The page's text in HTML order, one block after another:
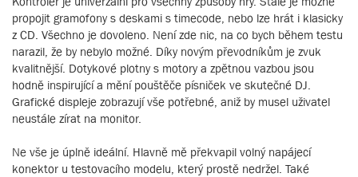
propojit gramofony s deskami s timecode, nebo lze hrát i klasicky
z CD. Všechno je dovoleno. Není zde nic, na co bych během testu
narazil, že by nebylo možné. Díky novým převodníkům je zvuk
kvalitnější. Dotykové plotny s motory a zpětnou vazbou jsou
hodně inspirující a mění pouštěče písniček ve skutečné DJ.
Grafické displeje zobrazují vše potřebné, aniž by musel uživatel
neustále zírat na monitor.
Ne vše je úplně ideální. Hlavně mě překvapil volný napájecí
konektor u testovacího modelu, který prostě nedržel. Také